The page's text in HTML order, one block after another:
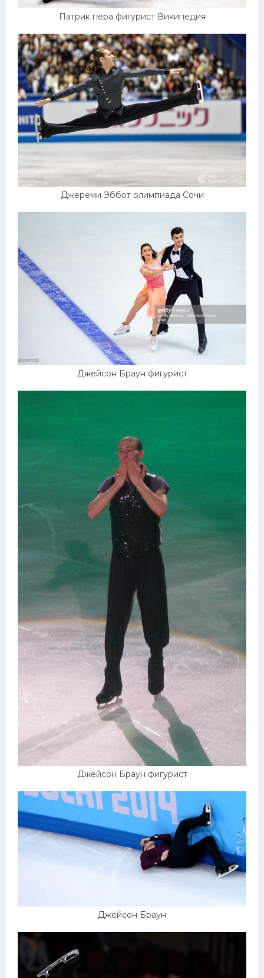
Патрик пера фигурист Википедия
Джереми Эббот олимпиада Сочи
Джейсон Браун фигурист
Джейсон Браун фигурист
Джейсон Браун